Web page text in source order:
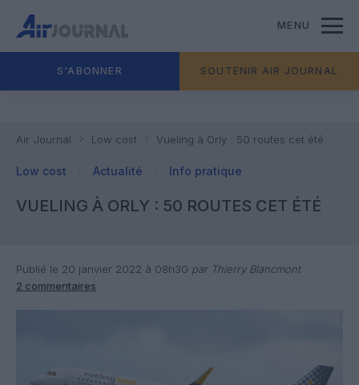
MENU
S'ABONNER SOUTENIR AIR JOURNAL
Air Journal Low cost Vueling à Orly : 50 routes cet été
Low cost Actualité Info pratique
VUELING À ORLY : 50 ROUTES CET ÉTÉ
Publié le 20 janvier 2022 à 08h30 par Thierry Blancmont
2 commentaires